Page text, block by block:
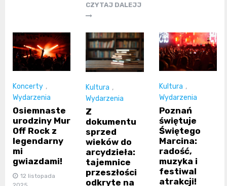
CZYTAJ DALEJJ
Koncerty ,
Wydarzenia
Osiemnaste
urodziny Mur
Off Rock z
legendarny
mi
gwiazdami!
12 listopada
Kultura ,
Wydarzenia
Z
dokumentu
sprzed
wieków do
arcydzieła:
tajemnice
przeszłości
odkryte na
Kultura ,
Wydarzenia
Poznań
świętuje
Świętego
Marcina:
radość,
muzyka i
festiwal
atrakcji!